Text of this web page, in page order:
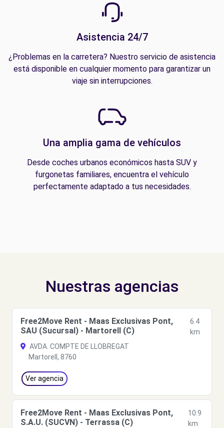
Asistencia 24/7
¿Problemas en la carretera? Nuestro servicio de asistencia
está disponible en cualquier momento para garantizar un
viaje sin interrupciones.
Una amplia gama de vehículos
Desde coches urbanos económicos hasta SUV y
furgonetas familiares, encuentra el vehículo
perfectamente adaptado a tus necesidades.
Nuestras agencias
Free2Move Rent - Maas Exclusivas Pont,
SAU (Sucursal) - Martorell (C)
6.4
km
AVDA. COMPTE DE LLOBREGAT
Martorell, 8760
Ver agencia
Free2Move Rent - Maas Exclusivas Pont,
S.A.U. (SUCVN) - Terrassa (C)
10.9
km